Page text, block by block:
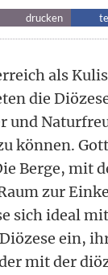
drucken
als
die
und
können.
Berge, mit
zur
sich ideal
ein,
mit der